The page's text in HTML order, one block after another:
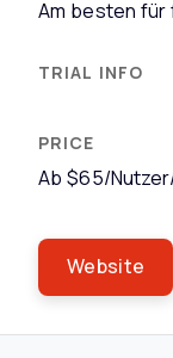
Am besten für
Ab $65/
Website